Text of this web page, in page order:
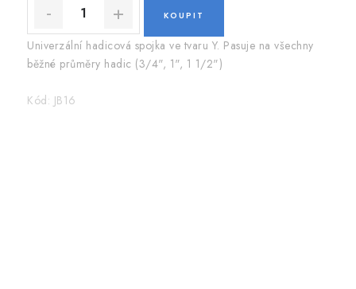
Univerzální hadicová spojka ve tvaru Y. Pasuje na všechny
běžné průměry hadic (3/4", 1", 1 1/2")
Kód: JB16